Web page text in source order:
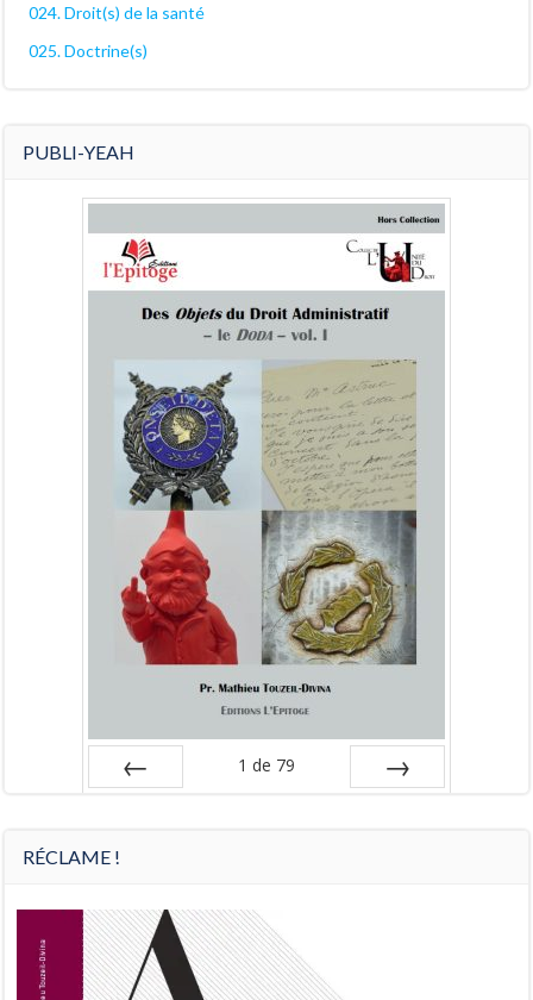
024. Droit(s) de la santé
025. Doctrine(s)
PUBLI-YEAH
1 de 79
RÉCLAME !